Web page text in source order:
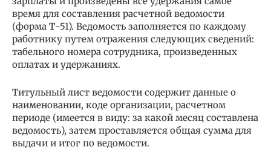
время для составления расчетной ведомости
(форма Т-51). Ведомость заполняется по каждому
работнику путем отражения следующих сведений:
табельного номера сотрудника, произведенных
оплатах и удержаниях.
Титульный лист ведомости содержит данные о
наименовании, коде организации, расчетном
периоде (имеется в виду: за какой месяц составлена
ведомость), затем проставляется общая сумма для
выдачи и итог по ведомости.